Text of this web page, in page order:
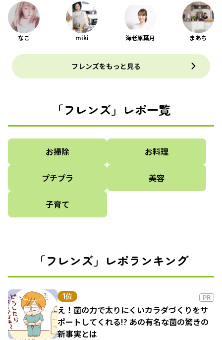
なこ miki 海老原葉月 まあち
フレンズをもっと見る
「フレンズ」レポ一覧
お掃除 お料理
プチプラ 美容
子育て
「フレンズ」レポランキング
1位 PR
え！菌の力で太りにくいカラダづくりをサ
ポートしてくれる!? あの有名な菌の驚きの
新事実とは